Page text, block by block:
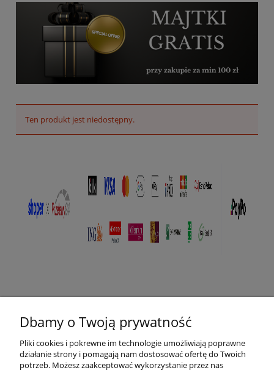
Ten produkt jest niedostępny.
Płatności i dostawa
O nas
Dbamy o Twoją prywatność
Pliki cookies i pokrewne im technologie umożliwiają poprawne
działanie strony i pomagają nam dostosować ofertę do Twoich
potrzeb. Możesz zaakceptować wykorzystanie przez nas